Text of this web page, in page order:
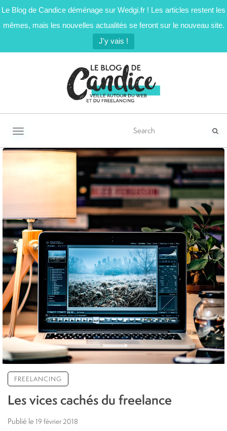
Le Blog de Candice déménage sur Wedgi.fr ! Les articles restent les
mêmes, mais les nouvelles actualités se feront sur le nouveau site.
J'y vais !
Activer/désactiver la navigation
FREELANCING
Les vices cachés du freelance
Publié le 19 février 2018
PAGINATION
DES
ARTICLES